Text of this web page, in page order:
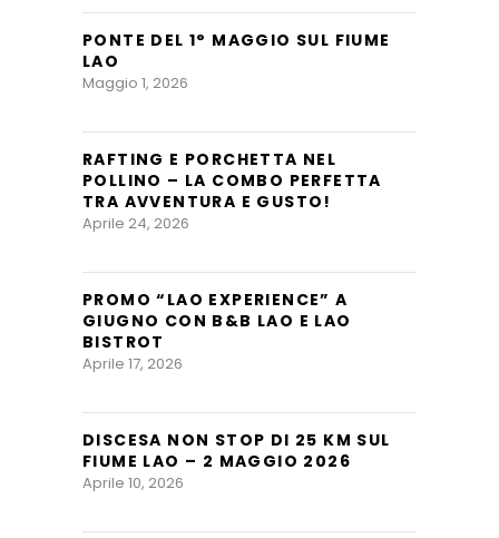
PONTE DEL 1° MAGGIO SUL FIUME
LAO
Maggio 1, 2026
RAFTING E PORCHETTA NEL
POLLINO – LA COMBO PERFETTA
TRA AVVENTURA E GUSTO!
Aprile 24, 2026
PROMO “LAO EXPERIENCE” A
GIUGNO CON B&B LAO E LAO
BISTROT
Aprile 17, 2026
DISCESA NON STOP DI 25 KM SUL
FIUME LAO – 2 MAGGIO 2026
Aprile 10, 2026